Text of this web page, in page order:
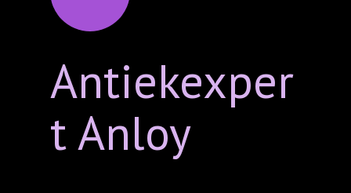
Antiekexper
t Anloy